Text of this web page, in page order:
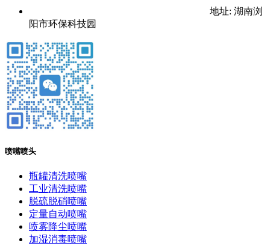
地址: 湖南浏
阳市环保科技园
喷嘴喷头
瓶罐清洗喷嘴
工业清洗喷嘴
脱硫脱硝喷嘴
定量自动喷嘴
喷雾降尘喷嘴
加湿消毒喷嘴